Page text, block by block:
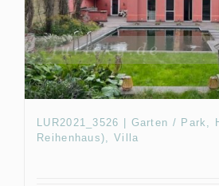
LUR2021_3526 | Garten / Park,
Reihenhaus), Villa